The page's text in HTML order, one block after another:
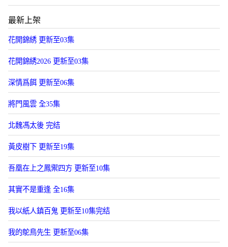
最新上架
花開錦綉 更新至03集
花開錦綉2026 更新至03集
深情爲餌 更新至06集
將門風雲 全35集
北魏馮太後 完结
黃皮樹下 更新至19集
吾凰在上之鳳禦四方 更新至10集
其實不是重逢 全16集
我以紙人鎮百鬼 更新至10集完结
我的鴕鳥先生 更新至06集